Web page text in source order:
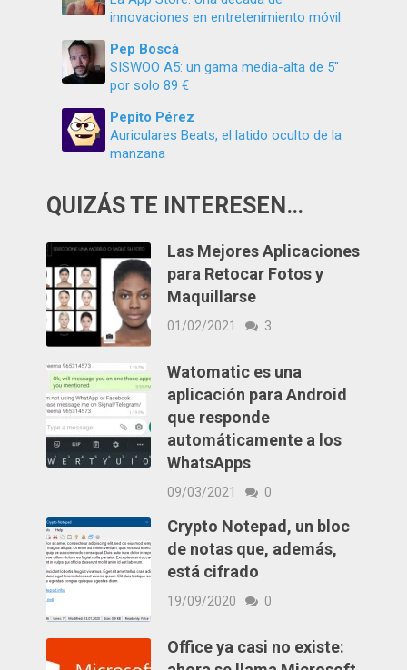
innovaciones en entretenimiento móvil
Pep Boscà
SISWOO A5: un gama media-alta de 5″
por solo 89 €
Pepito Pérez
Auriculares Beats, el latido oculto de la
manzana
QUIZÁS TE INTERESEN…
Las Mejores Aplicaciones
para Retocar Fotos y
Maquillarse
01/02/2021 3
Watomatic es una
aplicación para Android
que responde
automáticamente a los
WhatsApps
09/03/2021 0
Crypto Notepad, un bloc
de notas que, además,
está cifrado
19/09/2020 0
Office ya casi no existe: